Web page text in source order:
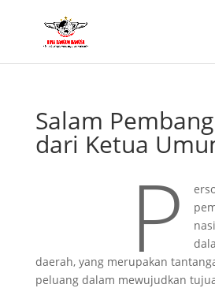
Salam
dari Ketua
P
daerah, yang merupakan
peluang dalam mewujudkan